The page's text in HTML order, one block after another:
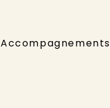
Accompagnements